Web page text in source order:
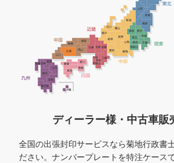
ディーラー様・中古車販
全国の出張封印サービスなら菊地行政書
ださい。ナンバープレートを特注ケース